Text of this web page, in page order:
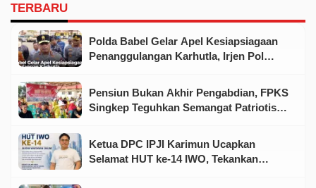
TERBARU
Polda Babel Gelar Apel Kesiapsiagaan
Penanggulangan Karhutla, Irjen Pol
Pensiun Bukan Akhir Pengabdian, FPKS
Singkep Teguhkan Semangat Patriotisme
Ketua DPC IPJI Karimun Ucapkan
Selamat HUT ke-14 IWO, Tekankan